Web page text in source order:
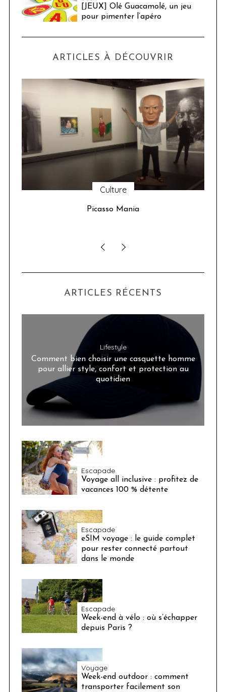
[JEUX] Olé Guacamolé, un jeu
pour pimenter l’apéro
ARTICLES À DÉCOUVRIR
Culture
Picasso Mania
ARTICLES RÉCENTS
Lifestyle
Comment bien choisir une casquette homme
pour allier style, confort et protection au
quotidien
Escapade
Voyage all inclusive : profitez de
vacances 100 % détente
Escapade
eSIM voyage : le guide complet
pour rester connecté partout
dans le monde
Escapade
Week-end à vélo : où s’échapper
depuis Paris ?
Voyage
Week-end outdoor : comment
transporter facilement son